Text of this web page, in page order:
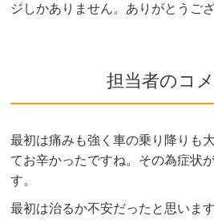
ジしかありません。ありがとうござ
担当者のコ
最初は痛みも強く車の乗り降りも
てお辛かったですね。その為症状
す。
最初は治るか不安だったと思いま